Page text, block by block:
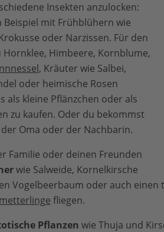
Insekten anzulocken:
Beispiel mit Frühblühern wie
oder Narzissen. Für den
Himbeere, Kornblume,
, Kräuter wie Salbei,
oder heimische Rosen
als kleine Pflänzchen oder als
zu kaufen. Oder du bekommst
Oma oder der Nachbarin.
Familie oder deinen Freunden
wie Salweide, Kornelkirsche
Vogelbeerbaum oder auch
fliegen.
Pflanzen wie Thuja und